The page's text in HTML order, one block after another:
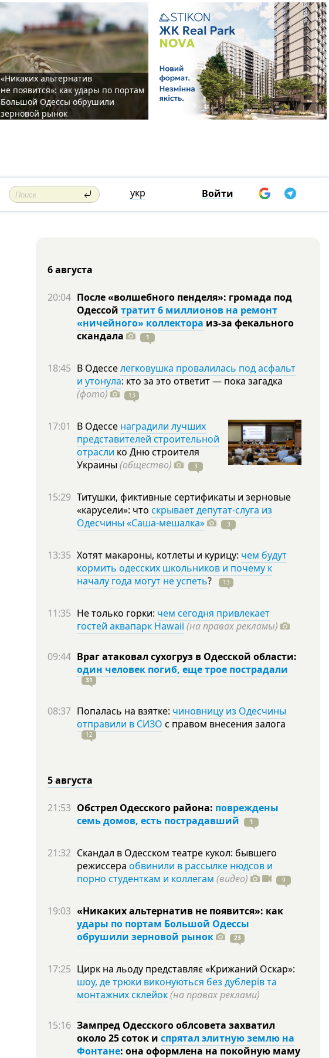
«Никаких альтернатив
не появится»: как удары по портам
Большой Одессы обрушили
зерновой рынок
укр Войти
6 августа
20:04 После «волшебного пенделя»: громада под
Одессой тратит 6 миллионов на ремонт
«ничейного» коллектора из-за фекального
скандала
1
18:45 В Одесселегковушка провалилась под асфальт
и утонула: кто за это ответит — пока загадка
(фото)
13
17:01 В Одессе наградили лучших
представителей строительной
отрасли ко Дню строителя
Украины (общество) 3
15:29 Титушки, фиктивные сертификаты и зерновые
«карусели»: что скрывает депутат-слуга из
Одесчины «Саша-мешалка»
3
13:35 Хотят макароны, котлеты и курицу: чем будут
кормить одесских школьников и почему к
началу года могут не успеть? 13
11:35 Не только горки: чем сегодня привлекает
гостей аквапарк Hawaii (на правах рекламы)
09:44 Враг атаковал сухогруз в Одесской области:
один человек погиб, еще трое пострадали
31
08:37 Попалась на взятке: чиновницу из Одесчины
отправили в СИЗО с правом внесения залога
12
5 августа
21:53 Обстрел Одесского района: повреждены
семь домов, есть пострадавший
1
21:32 Скандал в Одесском театре кукол: бывшего
режиссера обвинили в рассылке нюдсов и
порно студенткам и коллегам (видео) 9
19:03 «Никаких альтернатив не появится»: как
удары по портам Большой Одессы
обрушили зерновой рынок
23
17:25 Цирк на льоду представляє «Крижаний Оскар»:
шоу, де трюки виконуються без дублерів та
монтажних склейок(на правах реклами)
15:16 Зампред Одесского облсовета захватил
около 25 соток и спрятал элитную землю на
Фонтане: она оформлена на покойную маму